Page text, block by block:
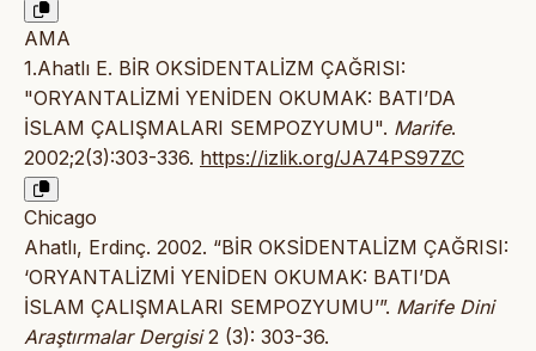
AMA
1.Ahatlı E. BİR OKSİDENTALİZM ÇAĞRISI:
"ORYANTALİZMİ YENİDEN OKUMAK: BATI’DA
İSLAM ÇALIŞMALARI SEMPOZYUMU". Marife.
2002;2(3):303-336. https://izlik.org/JA74PS97ZC
Chicago
Ahatlı, Erdinç. 2002. “BİR OKSİDENTALİZM ÇAĞRISI:
‘ORYANTALİZMİ YENİDEN OKUMAK: BATI’DA
İSLAM ÇALIŞMALARI SEMPOZYUMU’”. Marife Dini
Araştırmalar Dergisi2 (3): 303-36.